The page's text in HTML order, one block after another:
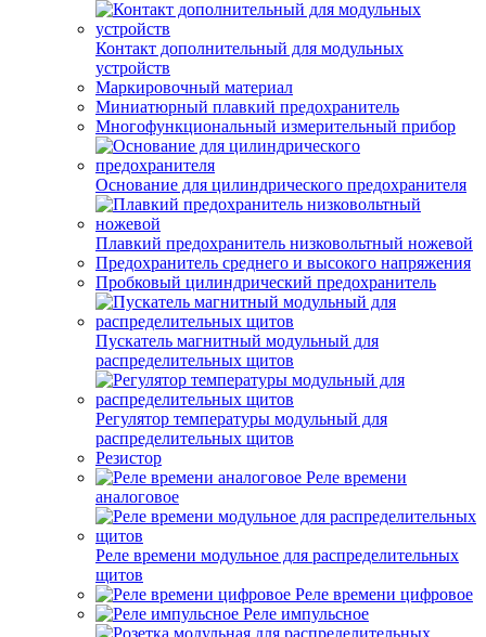
Контакт дополнительный для модульных
устройств
Маркировочный материал
Миниатюрный плавкий предохранитель
Многофункциональный измерительный прибор
Основание для цилиндрического предохранителя
Плавкий предохранитель низковольтный ножевой
Предохранитель среднего и высокого напряжения
Пробковый цилиндрический предохранитель
Пускатель магнитный модульный для
распределительных щитов
Регулятор температуры модульный для
распределительных щитов
Резистор
Реле времени
аналоговое
Реле времени модульное для распределительных
щитов
Реле времени цифровое
Реле импульсное